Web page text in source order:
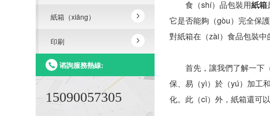
紙箱（xiāng）
印刷
谘詢服務熱線:
15090057305
食（shí）品包裝用紙箱
它是否能夠（gòu）完全保
對紙箱在（zài）食品包裝中
首先，讓我們了解一下（
保、易（yì）於（yú）加工
化。此（cǐ）外，紙箱還可